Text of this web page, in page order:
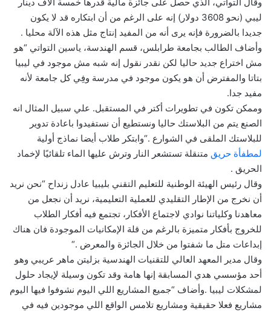
ليبي (نحو 3608 دولار) إنه على الرغم من أن ابتكاره قد لا يكون
جديدا بالضرورة فإنه يرى أنه من المفيد إنتاج مثل هذه الآلة محليا .
وأضاف الطالب بجامعة طرابلس، قسم الهندسة، ياسين التواتي “هو
مش اختراع جديد حاليا لكن نقدر نقول إنه شبه مش موجود في ليبيا
بتاتا والمفترض أن هو يكون موجود في مدرسة وفِي كل جامعة لأنه
مفيد جدا.
وممكن تكون في تطويرات أكتر في المستقبل. علي سبيل المثال انه
الصنع يتم من البلاستك حاليا ونستطيع أن نستفيدوا باعادة تدوير
للبلاستك الملقى في الشوارع “.وابتكر طلاب أيضا نماذج أولية
لمطفأة حريق متنقلة تستشعر النار وترش عليها الماء تلقائيًا لإخماد
الحريق .
وقال رئيس الهيئة الوطنية للتعليم التقني بليبيا عادل زنداح “نحن نريد
أن نخرج من الإطار التقليدي للعملية التعليمية، نريد أن نجعل من
معاهدنا وكلياتنا نوادي لاجتماع الأفكار، تجتمع فيه أفكار الطلاب
للخروج بأفكار متميزة بالرغم من قلة الإمكانيات الموجودة فان هناك
إبداعات متل ما شفتوا من خلال الجائزة والمعرض “.
وقال مدير المعهد العالي للتقنيات الهندسية بزليتن ماهر عريبي وهو
أحد مؤسسي هدي المسابقة إنها هامة وقد تكون وسيلة لإيجاد حلول
لمشكلات ليبيا .وأضاف “جميع المشاريع اللي اليوم نشوفوا فيها اليوم
مشاريع فعلا حقيقية ومشاريع تلامس الواقع اللي موجودين فيه في